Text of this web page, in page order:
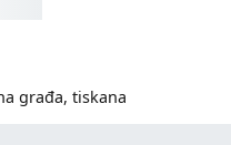
građa, tiskana